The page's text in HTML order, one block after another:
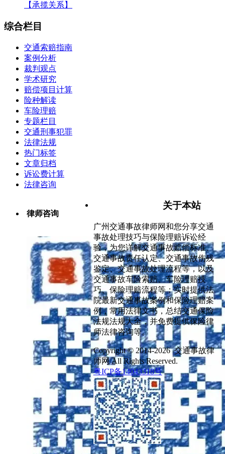
【承揽关系】
综合栏目
交通索赔指南
案例分析
裁判观点
学术研究
赔偿项目计算
险种解读
车险理赔
专题栏目
交通刑事犯罪
法律法规
热门标签
文章归档
诉讼费计算
法律咨询
律师咨询
关于本站
广州交通事故律师网和您分享交通
事故处理技巧与保险理赔诉讼经
验，为您详解交通事故赔偿标准、
交通事故责任认定、交通事故伤残
鉴定、交通事故处理流程等，以及
交通事故车险索赔、车险理赔技
巧、保险理赔流程等；实时提供法
院最新交通事故案例和保险理赔案
例，常用法律文书，总结交通保险
法规法规大全，并免费提供保险律
师法律咨询等。
Copyright © 2014-2026 交通事故律
师网 All Rights Reserved.
粤ICP备14043318号